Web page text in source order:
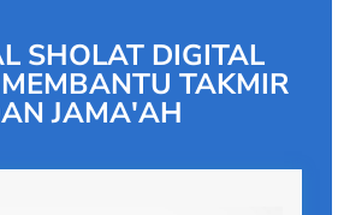
SHOLAT DIGITAL
TAKMIR
JAMA'AH